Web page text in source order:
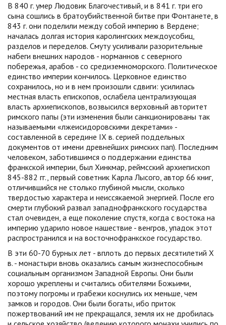
В 840 г. умер Людовик Благочестивый, и в 841 г. три его
сына сошлись в братоубийственной битве при Фонтанете, в
843 г. они поделили между собой империю в Вердене;
началась долгая история каролингских междоусобиц,
разделов и переделов. Смуту усиливали разорительные
набеги внешних народов - норманнов с северного
побережья, арабов - со средиземноморского. Политическое
единство империи кончилось. Церковное единство
сохранилось, но и в нем произошли сдвиги: усилилась
местная власть епископов, ослабела централизующая
власть архиепископов, возвысился верховный авторитет
римского папы (эти изменения были санкционированы так
называемыми «лжеисидоровскими декретами» -
составленной в середине IX в. серией поддельных
документов от имени древнейших римских пап). Последним
человеком, заботившимся о поддержании единства
франкской империи, был Хинкмар, реймсский архиепископ
845-882 гг., первый советник Карла Лысого, автор 66 книг,
отличившийся не столько глубиной мысли, сколько
твердостью характера и неиссякаемой энергией. После его
смерти глубокий развал западнофранкского государства
стал очевиден, а еще поколение спустя, когда с востока на
империю ударило новое нашествие - венгров, упадок этот
распространился и на восточнофранкское государство.
В эти 60-70 бурных лет - вплоть до первых десятилетий X
в. - монастыри вновь оказались самым жизнеспособным
социальным организмом Западной Европы. Они были
хорошо укреплены и считались обителями Божьими,
поэтому погромы и грабежи коснулись их меньше, чем
замков и городов. Они были богаты, ибо приток
пожертвований им не прекращался, земля их не дробилась